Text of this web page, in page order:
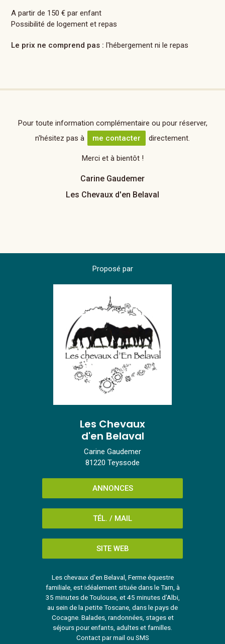
A partir de 150 € par enfant
Possibilité de logement et repas
Le prix ne comprend pas : l'hébergement ni le repas
Pour toute information complémentaire ou pour réserver,
n'hésitez pas à
me contacter directement.
Merci et à bientôt !
Carine Gaudemer
Les Chevaux d'en Belaval
Proposé par
Les Chevaux
d'en Belaval
Carine Gaudemer
81220 Teyssode
ANNONCES
TÉL. / MAIL
SITE WEB
Les chevaux d'en Belaval, Ferme équestre
familiale, est idéalement située dans le Tarn, à
35 minutes de Toulouse, et 45 minutes d'Albi,
au sein de la petite Toscane, dans le pays de
Cocagne. Balades, randonnées, stages et
séjours pour enfants, adultes et familles.
Contact par mail ou SMS